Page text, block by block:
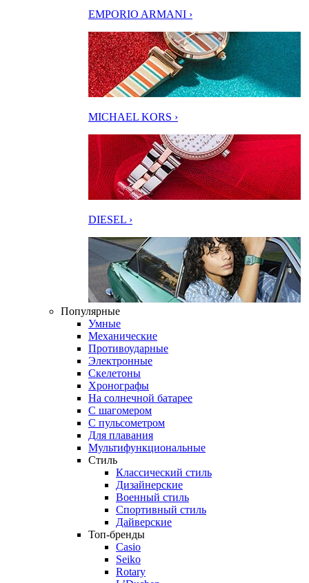
EMPORIO ARMANI ›
MICHAEL KORS ›
DIESEL ›
Популярные
Умные
Механические
Противоударные
Электронные
Скелетоны
Хронографы
На солнечной батарее
С шагомером
С пульсометром
Для плавания
Мультифункциональные
Стиль
Классический стиль
Дизайнерские
Военный стиль
Спортивный стиль
Дайверские
Топ-бренды
Casio
Seiko
Rotary